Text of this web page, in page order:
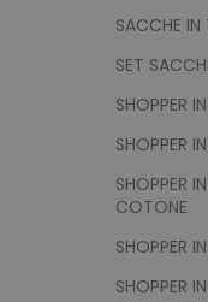
SACCHE IN
SET
SHOPPER
SHOPPER
SHOPPER
COTONE
SHOPPER
SHOPPER